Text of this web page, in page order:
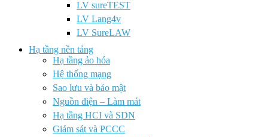
LV sureTEST
LV Lang4v
LV SureLAW
Hạ tầng nền tảng
Hạ tầng ảo hóa
Hệ thống mạng
Sao lưu và bảo mật
Nguồn điện – Làm mát
Hạ tầng HCI và SDN
Giám sát và PCCC